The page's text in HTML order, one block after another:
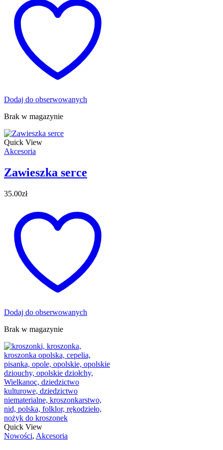
Dodaj do obserwowanych
Brak w magazynie
Quick View
Akcesoria
Zawieszka serce
35.00zł
Dodaj do obserwowanych
Brak w magazynie
Quick View
Nowości, Akcesoria